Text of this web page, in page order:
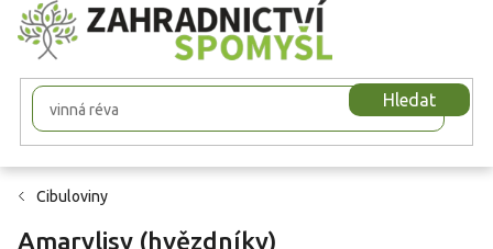
Přejít
na
obsah
Hledat
Cibuloviny
Amarylisy (hvězdníky)